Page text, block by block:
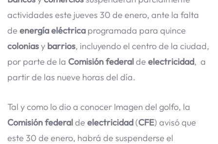
actividades este jueves 30 de enero, ante la falta
de energíaeléctrica programada para quince
coloniasy barrios, incluyendo el centro de la ciudad,
por parte de la Comisiónfederalde electricidad, a
partir de las nueve horas del día.
Tal y como lo dio a conocer Imagen del golfo, la
Comisiónfederalde electricidad (CFE) avisó que
este 30 de enero, habrá de suspenderse el